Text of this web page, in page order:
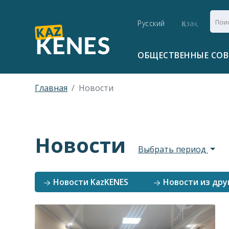
Русский Қазақ
ОБЩЕСТВЕННЫЕ
Главная Новости
Новости Выбрать период
Новости KazKENES Новости из